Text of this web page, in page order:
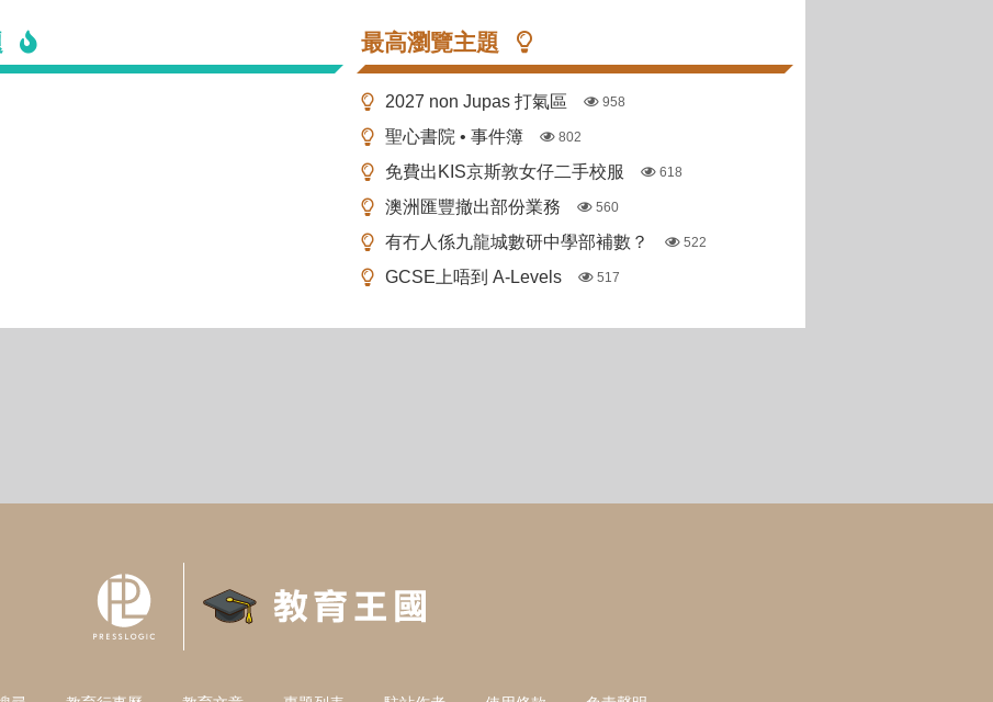
最高瀏覽主題
2027 non Jupas 打氣區 958
聖心書院 • 事件簿 802
免費出KIS京斯敦女仔二手校服 618
澳洲匯豐撤出部份業務 560
有冇人係九龍城數研中學部補數？ 522
GCSE上唔到 A-Levels 517